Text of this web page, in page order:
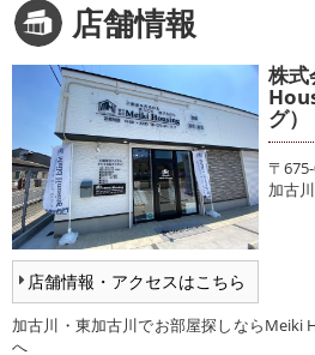
店舗情報
店舗情報・アクセスはこちら
株
グ）
〒
加古
加古川・東加古川でお部屋探しならMeiki
へ